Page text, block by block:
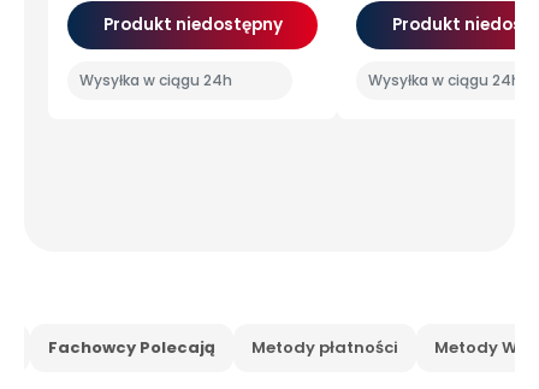
Produkt niedostępny
Wysyłka w ciągu 24h
Produkt
Wysyłka w ciągu 24h
Fachowcy Polecają Metody płatności Metody